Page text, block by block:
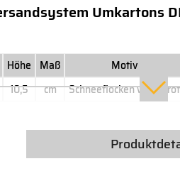
Umkartons
Höhe Maß Motiv
10,5 cm Schneeflocken weiß / rot